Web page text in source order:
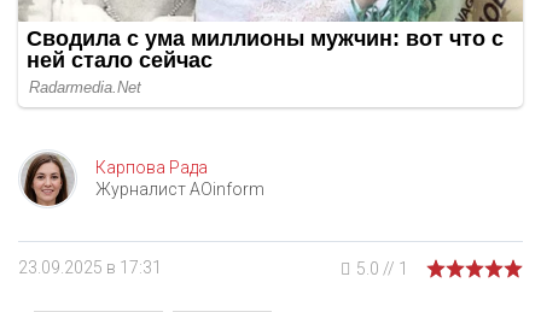
Карпова Рада
Журналист AOinform
23.09.2025 в 17:31 5.0 // 1